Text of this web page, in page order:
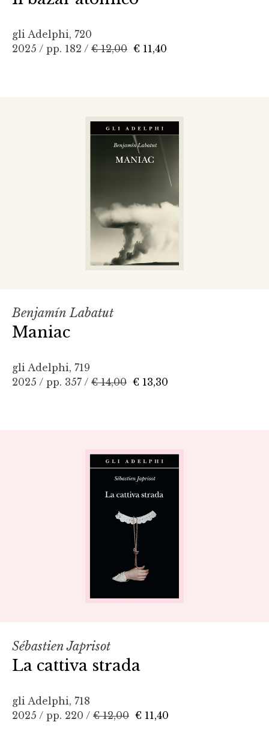
gli Adelphi, 720
2025 / pp. 182 / € 12,00 € 11,40
Benjamín Labatut
Maniac
gli Adelphi, 719
2025 / pp. 357 / € 14,00 € 13,30
Sébastien Japrisot
La cattiva strada
gli Adelphi, 718
2025 / pp. 220 / € 12,00 € 11,40